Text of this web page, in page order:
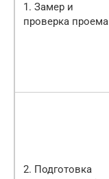
1. Замер и
проверка проема
2. Подготовка